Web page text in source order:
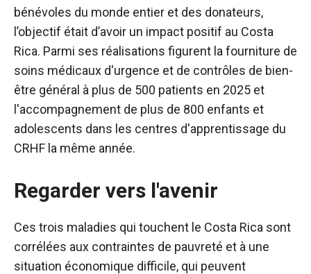
bénévoles du monde entier et des donateurs,
l’objectif était d’avoir un impact positif au Costa
Rica. Parmi ses réalisations figurent la fourniture de
soins médicaux d'urgence et de contrôles de bien-
être général à plus de 500 patients en 2025 et
l'accompagnement de plus de 800 enfants et
adolescents dans les centres d'apprentissage du
CRHF la même année.
Regarder vers l'avenir
Ces trois maladies qui touchent le Costa Rica sont
corrélées aux contraintes de pauvreté et à une
situation économique difficile, qui peuvent